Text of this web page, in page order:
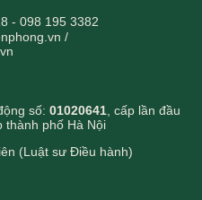
- 098 195 3382
/
số: 01020641 , cấp lần đầu
thành phố Hà Nội
(Luật sư Điều hành)